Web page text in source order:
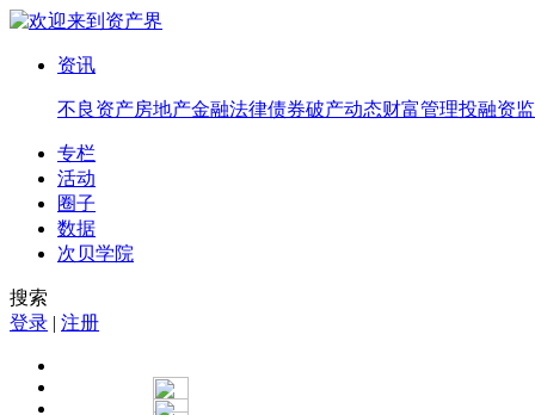
资讯
不良资产房地产金融法律债券破产动态财富管理投融资
专栏
活动
圈子
数据
次贝学院
搜索
登录 | 注册